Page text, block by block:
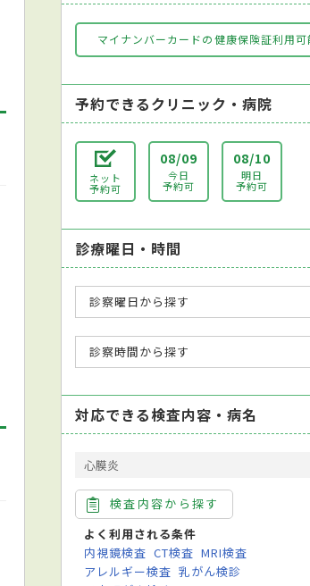
マイナンバーカードの健康保険証利用可
予約できるクリニック・病院
ネット
予約可
08/09
今日
予約可
08/10
明日
予約可
診療曜日・時間
診察曜日から探す
診察時間から探す
対応できる検査内容・病名
心膜炎
検査内容から探す
よく利用される条件
内視鏡検査 CT検査 MRI検査
アレルギー検査 乳がん検診